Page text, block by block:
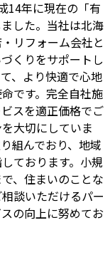
14年に現在の「有
した。当社は北海
リフォーム会社と
くりをサポートし
、より快適で心地
です。完全自社施
スを適正価格でご
大切にしていま
組んでおり、地域
ております。小規
、住まいのことな
談いただけるパー
の向上に努めてお